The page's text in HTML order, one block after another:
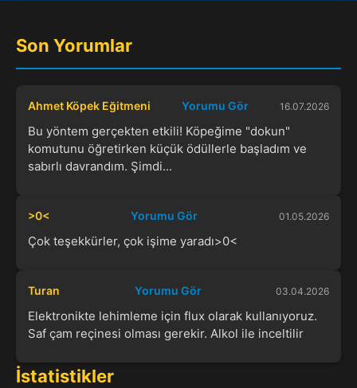
Son Yorumlar
Ahmet Köpek Eğitmeni Yorumu Gör 16.07.2026
Bu yöntem gerçekten etkili! Köpeğime "dokun"
komutunu öğretirken küçük ödüllerle başladım ve
sabırlı davrandım. Şimdi...
>0< Yorumu Gör 01.05.2026
Çok teşekkürler, çok işime yaradı>0<
Turan Yorumu Gör 03.04.2026
Elektronikte lehimleme için flux olarak kullanıyoruz.
Saf çam reçinesi olması gerekir. Alkol ile inceltilir
İstatistikler